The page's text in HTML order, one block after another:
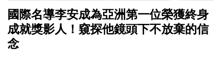
國際名導李安成為亞洲第一位榮獲終身
成就獎影人！窺探他鏡頭下不放棄的信
念